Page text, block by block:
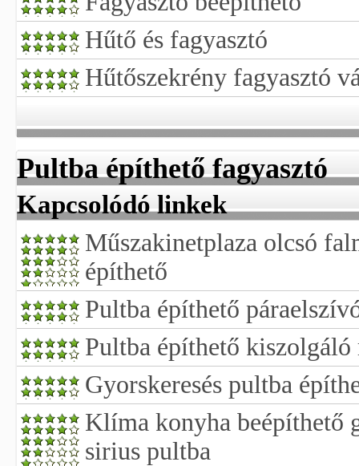
Hűtő és fagyasztó
Hűtőszekrény fagyasztó
Pultba építhető fagyasztó
Kapcsolódó linkek
Műszakinetplaza olcsó
építhető
Pultba építhető
Pultba építhető kiszolgáló
Gyorskeresés pultba
Klíma konyha beépíthető
sirius pultba